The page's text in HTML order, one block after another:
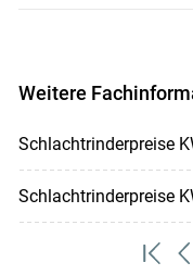
Weitere
Schlachtrinderpreise
Schlachtrinderpreise
zum